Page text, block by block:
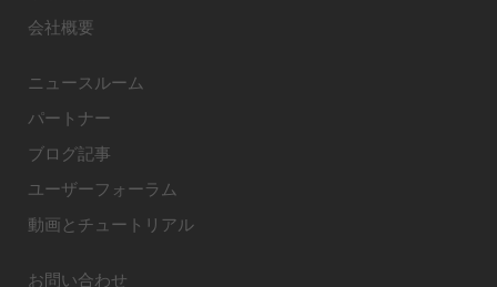
会社概要
ニュースルーム
パートナー
ブログ記事
ユーザーフォーラム
動画とチュートリアル
お問い合わせ